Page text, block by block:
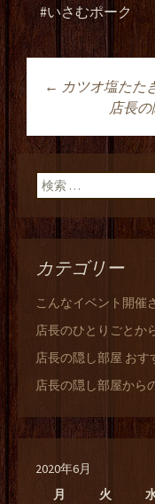
#いさむポーク
投稿
ン
← カツオ塩たた
店長
検索:
カテゴリー
こんなイベント開催
店長のひとりごとか
店長の隠し部屋 おす
店長の隠し部屋から
2020年6月
月
火